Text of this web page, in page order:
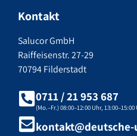
Kontakt
Salucor GmbH
Raiffeisenstr. 27-29
70794 Filderstadt
0711 / 21 953 687
(Mo.–Fr.) 08:00–12:00 Uhr, 13:00–15:00